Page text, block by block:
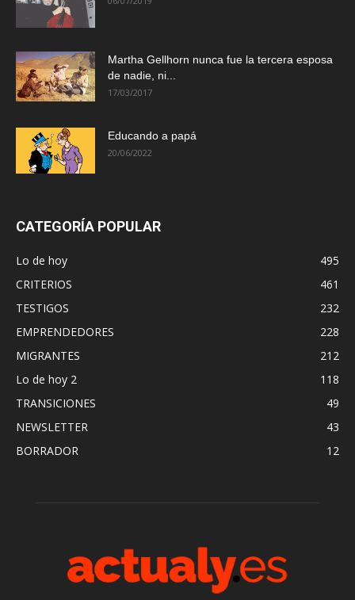
Martha Gellhorn nunca fue la tercera esposa
de nadie, ni...
17/03/2017
Educando a papá
20/06/2022
CATEGORÍA POPULAR
Lo de hoy
495
CRITERIOS
461
TESTIGOS
232
EMPRENDEDORES
228
MIGRANTES
212
Lo de hoy 2
118
TRANSICIONES
49
NEWSLETTER
43
BORRADOR
12